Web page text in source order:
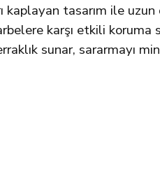
tasarım ile uzun
karşı etkili koruma
sunar, sararmayı